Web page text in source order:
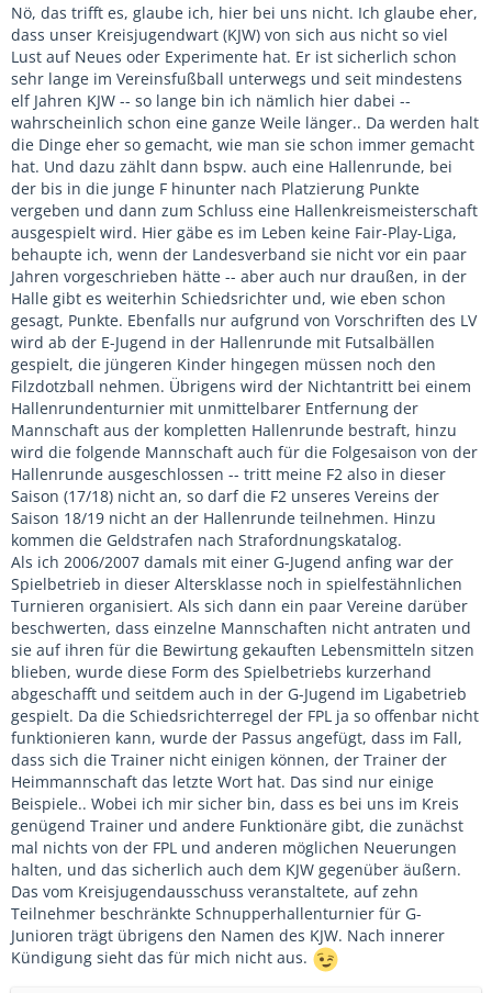
Nö, das trifft es, glaube ich, hier bei uns nicht. Ich glaube eher,
dass unser Kreisjugendwart (KJW) von sich aus nicht so viel
Lust auf Neues oder Experimente hat. Er ist sicherlich schon
sehr lange im Vereinsfußball unterwegs und seit mindestens
elf Jahren KJW -- so lange bin ich nämlich hier dabei --
wahrscheinlich schon eine ganze Weile länger.. Da werden halt
die Dinge eher so gemacht, wie man sie schon immer gemacht
hat. Und dazu zählt dann bspw. auch eine Hallenrunde, bei
der bis in die junge F hinunter nach Platzierung Punkte
vergeben und dann zum Schluss eine Hallenkreismeisterschaft
ausgespielt wird. Hier gäbe es im Leben keine Fair-Play-Liga,
behaupte ich, wenn der Landesverband sie nicht vor ein paar
Jahren vorgeschrieben hätte -- aber auch nur draußen, in der
Halle gibt es weiterhin Schiedsrichter und, wie eben schon
gesagt, Punkte. Ebenfalls nur aufgrund von Vorschriften des LV
wird ab der E-Jugend in der Hallenrunde mit Futsalbällen
gespielt, die jüngeren Kinder hingegen müssen noch den
Filzdotzball nehmen. Übrigens wird der Nichtantritt bei einem
Hallenrundenturnier mit unmittelbarer Entfernung der
Mannschaft aus der kompletten Hallenrunde bestraft, hinzu
wird die folgende Mannschaft auch für die Folgesaison von der
Hallenrunde ausgeschlossen -- tritt meine F2 also in dieser
Saison (17/18) nicht an, so darf die F2 unseres Vereins der
Saison 18/19 nicht an der Hallenrunde teilnehmen. Hinzu
kommen die Geldstrafen nach Strafordnungskatalog.
Als ich 2006/2007 damals mit einer G-Jugend anfing war der
Spielbetrieb in dieser Altersklasse noch in spielfestähnlichen
Turnieren organisiert. Als sich dann ein paar Vereine darüber
beschwerten, dass einzelne Mannschaften nicht antraten und
sie auf ihren für die Bewirtung gekauften Lebensmitteln sitzen
blieben, wurde diese Form des Spielbetriebs kurzerhand
abgeschafft und seitdem auch in der G-Jugend im Ligabetrieb
gespielt. Da die Schiedsrichterregel der FPL ja so offenbar nicht
funktionieren kann, wurde der Passus angefügt, dass im Fall,
dass sich die Trainer nicht einigen können, der Trainer der
Heimmannschaft das letzte Wort hat. Das sind nur einige
Beispiele.. Wobei ich mir sicher bin, dass es bei uns im Kreis
genügend Trainer und andere Funktionäre gibt, die zunächst
mal nichts von der FPL und anderen möglichen Neuerungen
halten, und das sicherlich auch dem KJW gegenüber äußern.
Das vom Kreisjugendausschuss veranstaltete, auf zehn
Teilnehmer beschränkte Schnupperhallenturnier für G-
Junioren trägt übrigens den Namen des KJW. Nach innerer
Kündigung sieht das für mich nicht aus.